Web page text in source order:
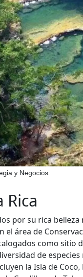
y Negocios
Rica
por su rica
el área de
como sitio
de
la Isla de